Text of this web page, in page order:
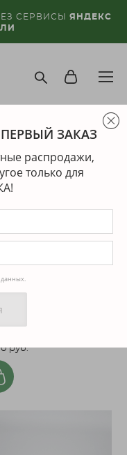
СЕРВИСЫ ЯНДЕКС
pуб.
ЗАКАЗ
распродажи,
только для
данных.